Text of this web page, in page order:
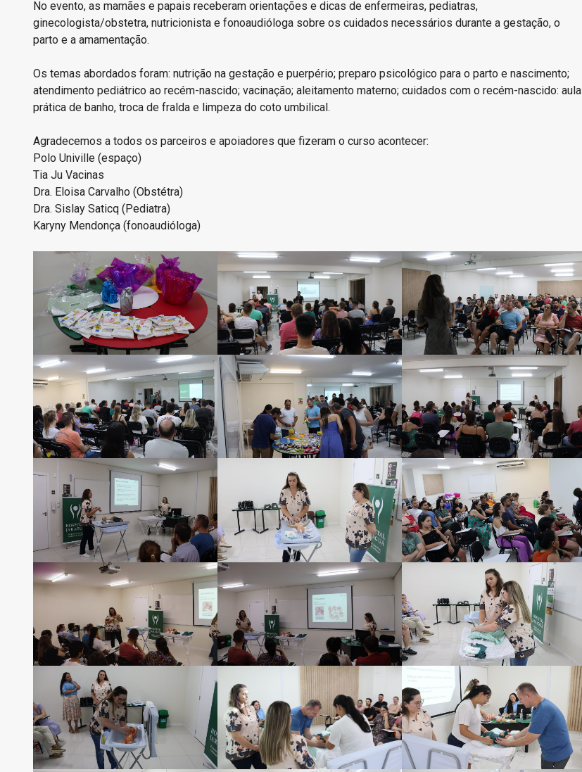
No evento, as mamães e papais receberam orientações e dicas de enfermeiras, pediatras,
ginecologista/obstetra, nutricionista e fonoaudióloga sobre os cuidados necessários durante a gestação, o
parto e a amamentação.
Os temas abordados foram: nutrição na gestação e puerpério; preparo psicológico para o parto e nascimento;
atendimento pediátrico ao recém-nascido; vacinação; aleitamento materno; cuidados com o recém-nascido: aula
prática de banho, troca de fralda e limpeza do coto umbilical.
Agradecemos a todos os parceiros e apoiadores que fizeram o curso acontecer:
Polo Univille (espaço)
Tia Ju Vacinas
Dra. Eloisa Carvalho (Obstétra)
Dra. Sislay Saticq (Pediatra)
Karyny Mendonça (fonoaudióloga)